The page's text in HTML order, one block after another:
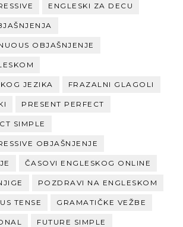
ENGLESKI ZA DECU
OBJAŠNJENJE
JEZIKA FRAZALNI GLAGOLI
PRESENT PERFECT
SIMPLE
OBJAŠNJENJE
ČASOVI ENGLESKOG ONLINE
POZDRAVI NA ENGLESKOM
TENSE GRAMATIČKE VEŽBE
FUTURE SIMPLE